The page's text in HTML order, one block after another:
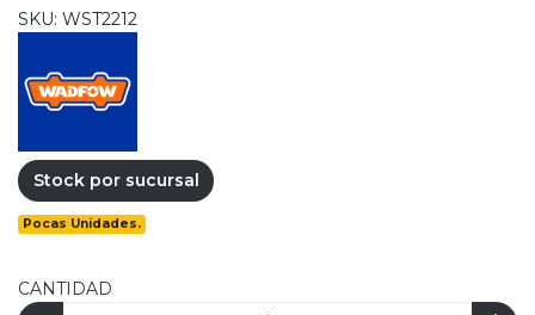
SKU: WST2212
Stock por sucursal
Pocas Unidades.
CANTIDAD